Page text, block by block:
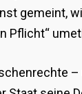
gemeint,
Pflicht“